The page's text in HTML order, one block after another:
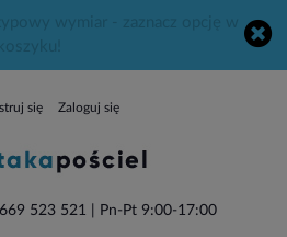
się Zaloguj się
523 521 | Pn-Pt 9:00-17:00